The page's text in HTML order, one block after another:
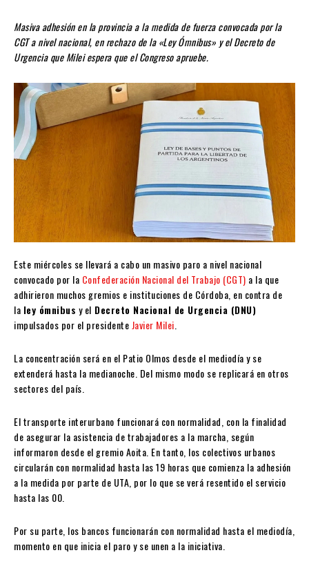
Masiva adhesión en la provincia a la medida de fuerza convocada por la
CGT a nivel nacional, en rechazo de la «Ley Ómnibus» y el Decreto de
Urgencia que Milei espera que el Congreso apruebe.
Este miércoles se llevará a cabo un masivo paro a nivel nacional
convocado por la Confederación Nacional del Trabajo (CGT) a la que
adhirieron muchos gremios e instituciones de Córdoba, en contra de
la ley ómnibus y el Decreto Nacional de Urgencia (DNU)
impulsados por el presidente Javier Milei
La concentración será en el Patio Olmos desde el mediodía y se
extenderá hasta la medianoche. Del mismo modo se replicará en otros
sectores del país.
El transporte interurbano funcionará con normalidad, con la finalidad
de asegurar la asistencia de trabajadores a la marcha, según
informaron desde el gremio Aoita. En tanto, los colectivos urbanos
circularán con normalidad hasta las 19 horas que comienza la adhesión
a la medida por parte de UTA, por lo que se verá resentido el servicio
hasta las 00.
Por su parte, los bancos funcionarán con normalidad hasta el mediodía,
momento en que inicia el paro y se unen a la iniciativa.